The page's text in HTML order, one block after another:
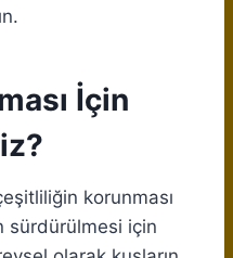
İçin
korunması
sürdürülmesi için